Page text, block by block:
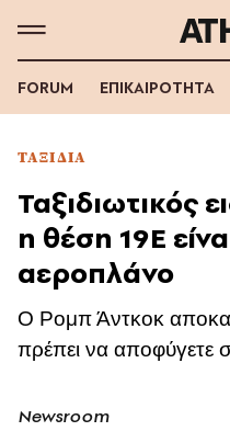
FORUM ΕΠΙΚΑΙΡΟΤΗΤΑ
ΤΑΞΙΔΙΑ
Ταξιδιωτικός
η θέση 19E
αεροπλάνο
Ο Ρομπ Άντκοκ
πρέπει να αποφύγετε
Newsroom